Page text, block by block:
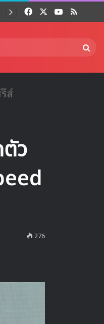
FacebookYouTube
RSS
ส์
ว
276